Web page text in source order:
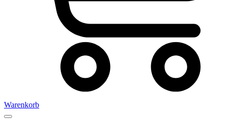
Warenkorb